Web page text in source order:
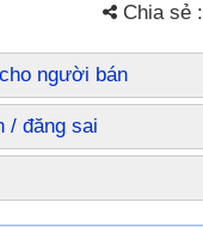
Chia sẻ :
người bán
/ đăng sai